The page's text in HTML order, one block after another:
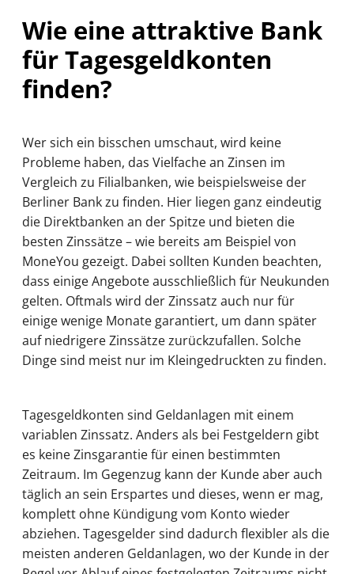
Wie eine attraktive Bank
für Tagesgeldkonten
finden?
Wer sich ein bisschen umschaut, wird keine
Probleme haben, das Vielfache an Zinsen im
Vergleich zu Filialbanken, wie beispielsweise der
Berliner Bank zu finden. Hier liegen ganz eindeutig
die Direktbanken an der Spitze und bieten die
besten Zinssätze – wie bereits am Beispiel von
MoneYou gezeigt. Dabei sollten Kunden beachten,
dass einige Angebote ausschließlich für Neukunden
gelten. Oftmals wird der Zinssatz auch nur für
einige wenige Monate garantiert, um dann später
auf niedrigere Zinssätze zurückzufallen. Solche
Dinge sind meist nur im Kleingedruckten zu finden.
Tagesgeldkonten sind Geldanlagen mit einem
variablen Zinssatz. Anders als bei Festgeldern gibt
es keine Zinsgarantie für einen bestimmten
Zeitraum. Im Gegenzug kann der Kunde aber auch
täglich an sein Erspartes und dieses, wenn er mag,
komplett ohne Kündigung vom Konto wieder
abziehen. Tagesgelder sind dadurch flexibler als die
meisten anderen Geldanlagen, wo der Kunde in der